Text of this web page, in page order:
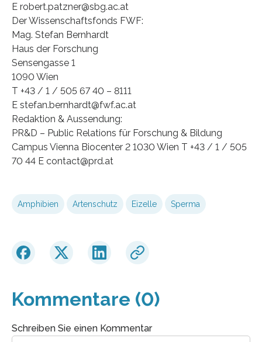
E robert.patzner@sbg.ac.at
Der Wissenschaftsfonds FWF:
Mag. Stefan Bernhardt
Haus der Forschung
Sensengasse 1
1090 Wien
T +43 / 1 / 505 67 40 – 8111
E stefan.bernhardt@fwf.ac.at
Redaktion & Aussendung:
PR&D – Public Relations für Forschung & Bildung
Campus Vienna Biocenter 2 1030 Wien T +43 / 1 / 505
70 44 E contact@prd.at
Amphibien Artenschutz Eizelle Sperma
Kommentare (0)
Schreiben Sie einen Kommentar